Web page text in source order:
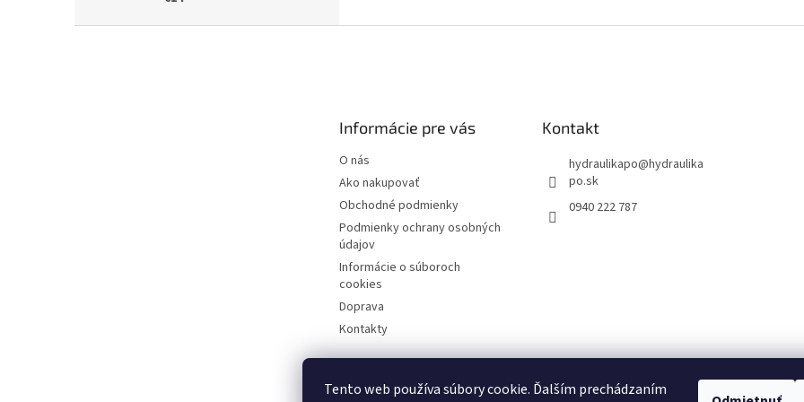
Tento web používa súbory cookie. Ďalším prechádzaním
Informácie pre vás
O nás
Ako nakupovať
Obchodné podmienky
Podmienky ochrany osobných
údajov
Informácie o súboroch
cookies
Doprava
Kontakty
Kontakt
hydraulikapo@hydraulika
po.sk
0940 222 787